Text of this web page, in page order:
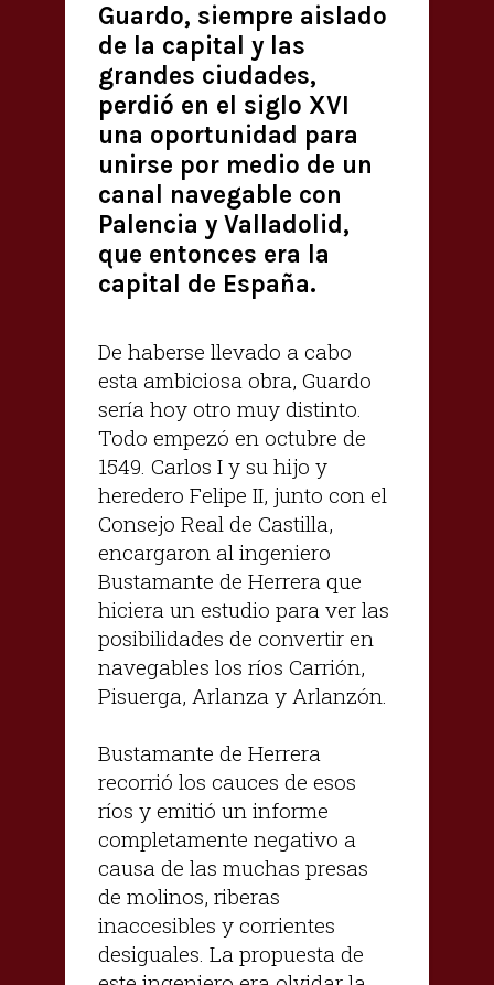
Guardo, siempre aislado
de la capital y las
grandes ciudades,
perdió en el siglo XVI
una oportunidad para
unirse por medio de un
canal navegable con
Palencia y Valladolid,
que entonces era la
capital de España.
De haberse llevado a cabo
esta ambiciosa obra, Guardo
sería hoy otro muy distinto.
Todo empezó en octubre de
1549. Carlos I y su hijo y
heredero Felipe II, junto con el
Consejo Real de Castilla,
encargaron al ingeniero
Bustamante de Herrera que
hiciera un estudio para ver las
posibilidades de convertir en
navegables los ríos Carrión,
Pisuerga, Arlanza y Arlanzón.
Bustamante de Herrera
recorrió los cauces de esos
ríos y emitió un informe
completamente negativo a
causa de las muchas presas
de molinos, riberas
inaccesibles y corrientes
desiguales. La propuesta de